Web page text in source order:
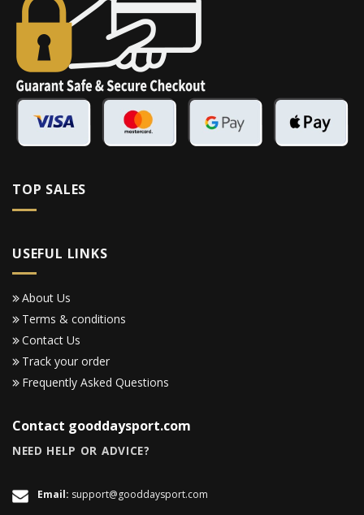
TOP SALES
USEFUL LINKS
About Us
Terms & conditions
Contact Us
Track your order
Frequently Asked Questions
Contact gooddaysport.com
NEED HELP OR ADVICE?
Email: support@gooddaysport.com